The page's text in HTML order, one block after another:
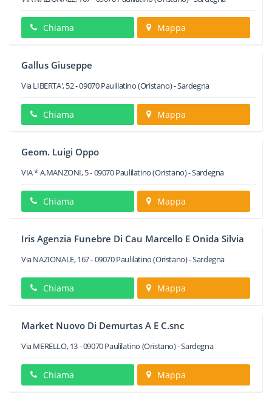
Chiama Mappa
Gallus Giuseppe
Via LIBERTA', 52-09070Paulilatino(Oristano) -Sardegna
Chiama Mappa
Geom. Luigi Oppo
VIA * A.MANZONI, 5-09070Paulilatino(Oristano) -Sardegna
Chiama Mappa
Iris Agenzia Funebre Di Cau Marcello E Onida Silvia
Via NAZIONALE, 167-09070Paulilatino(Oristano) -Sardegna
Chiama Mappa
Market Nuovo Di Demurtas A E C.snc
Via MERELLO, 13-09070Paulilatino (Oristano) -Sardegna
Chiama Mappa